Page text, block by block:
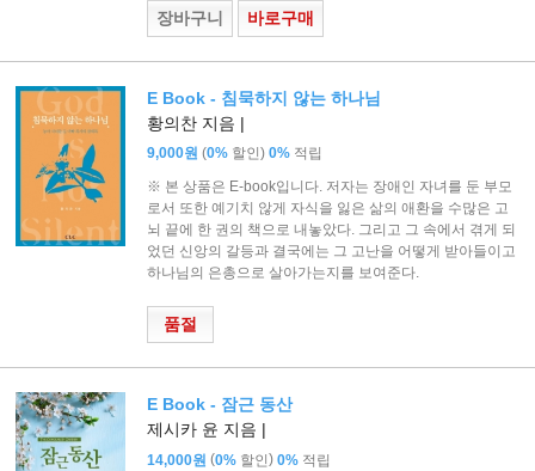
장바구니 바로구매
E Book - 침묵하지 않는 하나님
황의찬 지음 |
9,000원 (0% 할인) 0% 적립
※ 본 상품은 E-book입니다. 저자는 장애인 자녀를 둔 부모
로서 또한 예기치 않게 자식을 잃은 삶의 애환을 수많은 고
뇌 끝에 한 권의 책으로 내놓았다. 그리고 그 속에서 겪게 되
었던 신앙의 갈등과 결국에는 그 고난을 어떻게 받아들이고
하나님의 은총으로 살아가는지를 보여준다.
품절
E Book - 잠근 동산
제시카 윤 지음 |
14,000원 (0% 할인) 0% 적립